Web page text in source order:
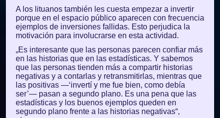
A los lituanos también les cuesta empezar a invertir
porque en el espacio público aparecen con frecuencia
ejemplos de inversiones fallidas. Esto perjudica la
motivación para involucrarse en esta actividad.
„Es interesante que las personas parecen confiar más
en las historias que en las estadísticas. Y sabemos
que las personas tienden más a compartir historias
negativas y a contarlas y retransmitirlas, mientras que
las positivas —‘invertí y me fue bien, como debía
ser’— pasan a segundo plano. Es una pena que las
estadísticas y los buenos ejemplos queden en
segundo plano frente a las historias negativas“,